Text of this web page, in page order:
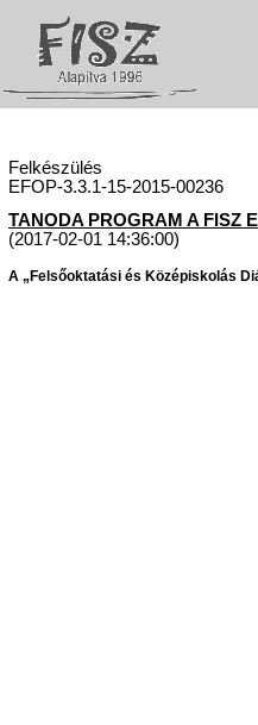
Felkészülés
EFOP-3.3.1-15-2015-00236
TANODA PROGRAM A FISZ
(2017-02-01 14:36:00)
A „Felsőoktatási és Középiskolás